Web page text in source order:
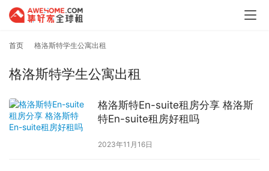
首页 格洛斯特学生公寓出租
格洛斯特学生公寓出租
格洛斯特En-suite租房分享 格洛斯
特En-suite租房好租吗
2023年11月16日